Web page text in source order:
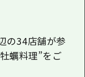
の34店舗が参
蠣料理”をご